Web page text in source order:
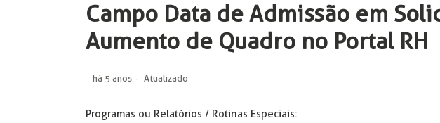
Campo Data de Admissão em
Aumento de Quadro no Portal RH
há 5 anos Atualizado
Programas ou Relatórios / Rotinas Especiais: